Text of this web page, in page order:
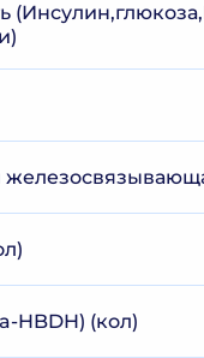
HBDH) (кол)